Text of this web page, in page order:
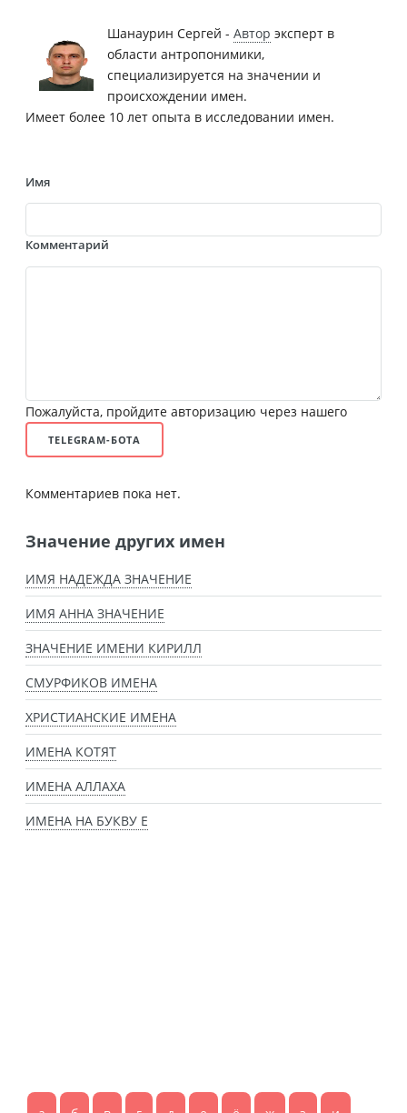
Шанаурин Сергей - Автор эксперт в
области антропонимики,
специализируется на значении и
происхождении имен.
Имеет более 10 лет опыта в исследовании имен.
Имя
Комментарий
Пожалуйста, пройдите авторизацию через нашего
TELEGRAM-БОТА
Комментариев пока нет.
Значение других имен
ИМЯ НАДЕЖДА ЗНАЧЕНИЕ
ИМЯ АННА ЗНАЧЕНИЕ
ЗНАЧЕНИЕ ИМЕНИ КИРИЛЛ
СМУРФИКОВ ИМЕНА
ХРИСТИАНСКИЕ ИМЕНА
ИМЕНА КОТЯТ
ИМЕНА АЛЛАХА
ИМЕНА НА БУКВУ Е